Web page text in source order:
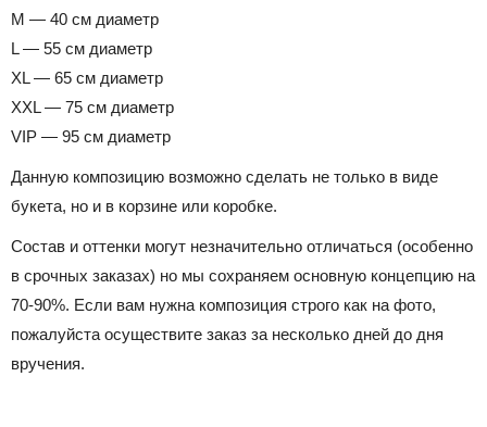
M — 40 см диаметр
L — 55 см диаметр
XL — 65 см диаметр
XXL — 75 см диаметр
VIP — 95 см диаметр
Данную композицию возможно сделать не только в виде
букета, но и в корзине или коробке.
Состав и оттенки могут незначительно отличаться (особенно
в срочных заказах) но мы сохраняем основную концепцию на
70-90%. Если вам нужна композиция строго как на фото,
пожалуйста осуществите заказ за несколько дней до дня
вручения.